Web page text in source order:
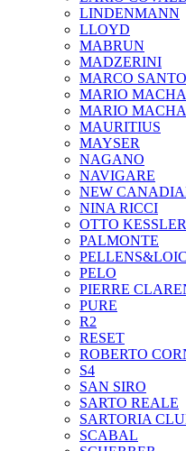
LINDENMANN
LLOYD
MABRUN
MADZERINI
MARCO
MARIO
MARIO
MAURITIUS
MAYSER
NAGANO
NAVIGARE
NEW
NINA RICCI
OTTO KESSLER
PALMONTE
PELO
PIERRE
PURE
R2
RESET
ROBERTO
S4
SAN SIRO
SARTO REALE
SARTORIA
SCABAL